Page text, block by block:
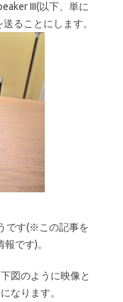
III(以下、単に
ることにします。
です(※この記事を
です)。
図のように映像と
なります。